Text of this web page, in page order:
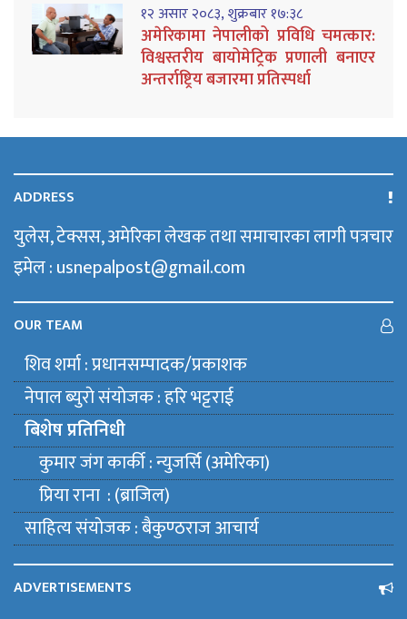
१२ असार २०८३, शुक्रबार १७:३८
अमेरिकामा नेपालीको प्रविधि चमत्कार:
विश्वस्तरीय बायोमेट्रिक प्रणाली बनाएर
अन्तर्राष्ट्रिय बजारमा प्रतिस्पर्धा
ADDRESS
युलेस, टेक्सस, अमेरिका लेखक तथा समाचारका लागी पत्रचार
इमेल : usnepalpost@gmail.com
OUR TEAM
शिव शर्मा : प्रधानसम्पादक/प्रकाशक
नेपाल ब्युराे संयाेजक : हरि भट्टराई
बिशेष प्रतिनिधी
कुमार जंग कार्की : न्युजर्सि (अमेरिका)
प्रिया राना : (ब्राजिल)
साहित्य संयाेजक : बैकुण्ठराज आचार्य
ADVERTISEMENTS